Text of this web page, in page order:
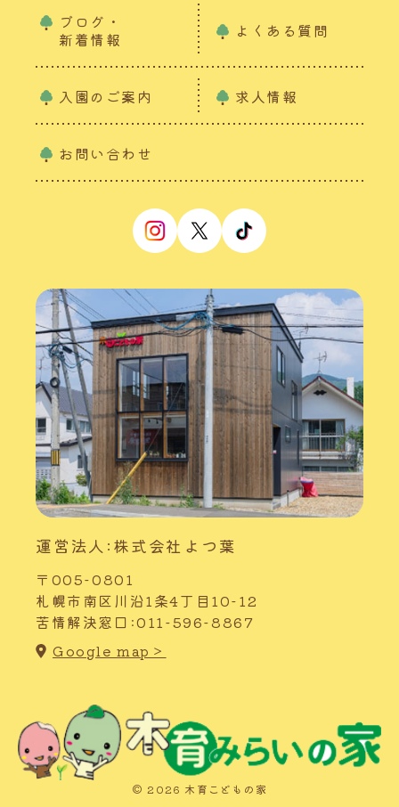
ブログ・
新着情報
よくある質問
入園のご案内 求人情報
お問い合わせ
運営法人:株式会社よつ葉
〒005-0801
札幌市南区川沿1条4丁目10-12
苦情解決窓口:011-596-8867
Google map＞
© 2026 木育こどもの家